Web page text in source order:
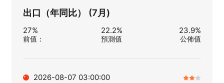
出口（年同比） (7月)
27%
前值 ：
22.2%
預測值
23.9%
公佈值
2026-08-07 03:00:00